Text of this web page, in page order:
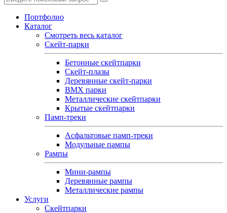
Портфолио
Каталог
Смотреть весь каталог
Скейт-парки
Бетонные скейтпарки
Скейт‑плазы
Деревянные скейт‑парки
BMX парки
Металлические скейтпарки
Крытые скейтпарки
Памп-треки
Асфальтовые памп‑треки
Модульные пампы
Рампы
Мини-рампы
Деревянные рампы
Металлические рампы
Услуги
Скейтпарки